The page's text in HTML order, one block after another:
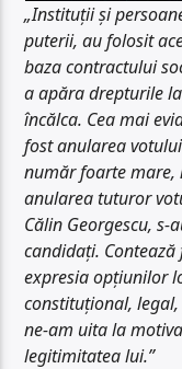
„Instituții și
puterii, au folosit
baza contractului
a apăra drepturile
încălca. Cea mai
fost anularea
număr foarte mare,
anularea tuturor
Călin Georgescu,
candidați.
expresia opțiunilor
constituțional,
ne-am uita la
legitimitatea lui.”